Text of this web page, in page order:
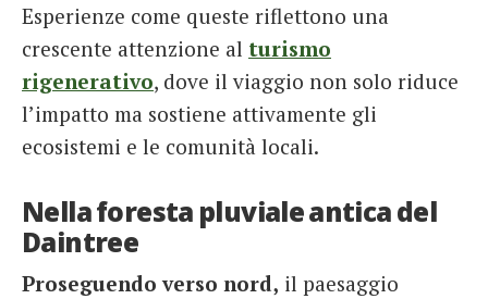
Esperienze come queste riflettono una
crescente attenzione al turismo
rigenerativo, dove il viaggio non solo riduce
l’impatto ma sostiene attivamente gli
ecosistemi e le comunità locali.
Nella foresta pluviale antica del
Daintree
Proseguendo verso nord, il paesaggio